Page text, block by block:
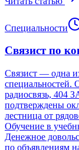
Специальности
Связист по
Связист — одна
радиосвязь, 404
подтверждены
лестница от
Обучение в
Денежное
по объявлениям